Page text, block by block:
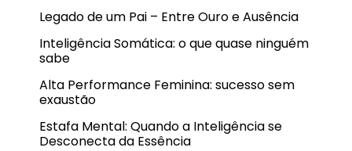
Legado de um Pai – Entre Ouro e Ausência
Inteligência Somática: o que quase ninguém
sabe
Alta Performance Feminina: sucesso sem
exaustão
Estafa Mental: Quando a Inteligência se
Desconecta da Essência